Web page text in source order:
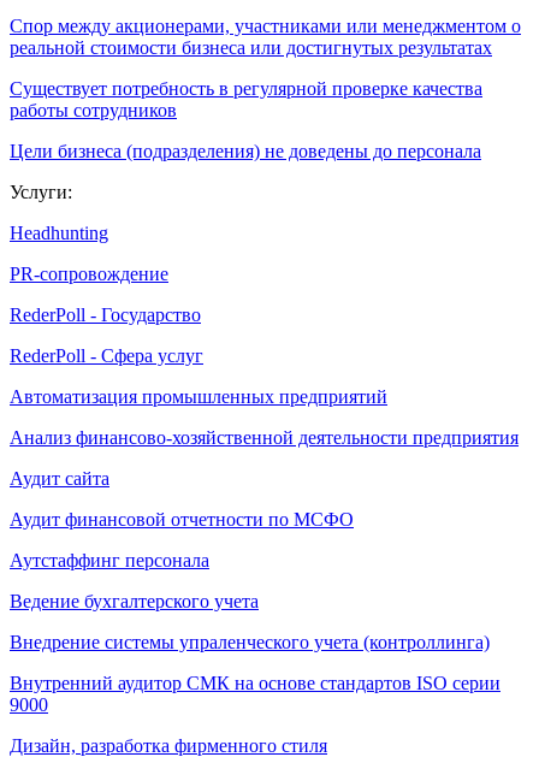
Спор между акционерами, участниками или менеджментом о
реальной стоимости бизнеса или достигнутых результатах
Существует потребность в регулярной проверке качества
работы сотрудников
Цели бизнеса (подразделения) не доведены до персонала
Услуги:
Headhunting
PR-сопровождение
RederPoll - Государство
RederPoll - Сфера услуг
Автоматизация промышленных предприятий
Анализ финансово-хозяйственной деятельности предприятия
Аудит сайта
Аудит финансовой отчетности по МСФО
Аутстаффинг персонала
Ведение бухгалтерского учета
Внедрение системы упраленческого учета (контроллинга)
Внутренний аудитор СМК на основе стандартов ISO серии
9000
Дизайн, разработка фирменного стиля